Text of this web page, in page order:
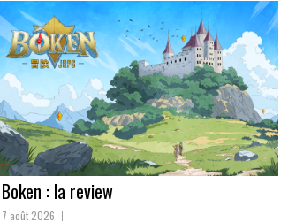
Boken : la review
7 août 2026